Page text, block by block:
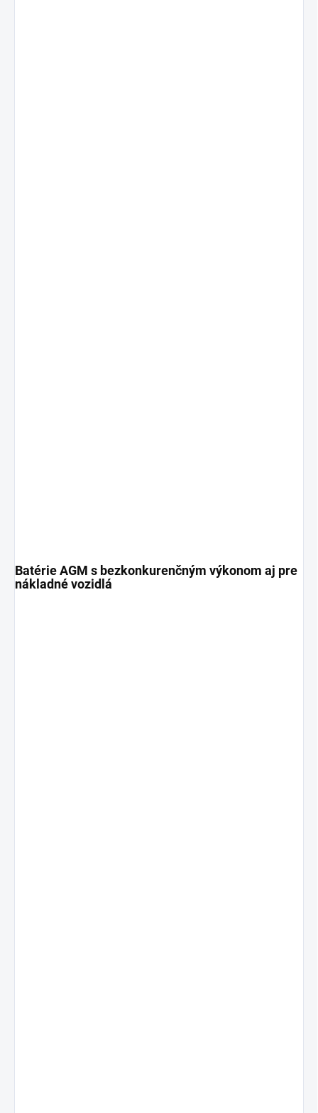
Batérie AGM s bezkonkurenčným výkonom aj pre
nákladné vozidlá